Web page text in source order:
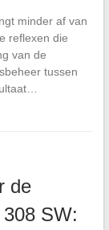
minder af van
reflexen die
van de
tussen
de
SW: